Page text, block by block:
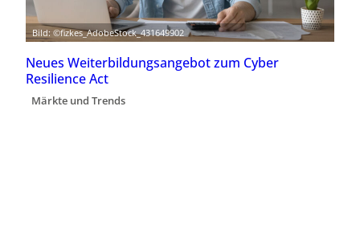
Bild: ©fizkes_AdobeStock_431649902
Neues Weiterbildungsangebot zum Cyber
Resilience Act
Märkte und Trends